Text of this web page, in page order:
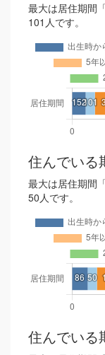
最大は居住期間
101人です。
住んでいる
最大は居住期間
50人です。
住んでいる